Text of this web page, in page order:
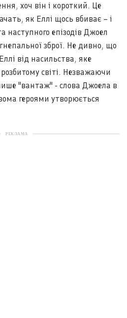
хоч він і короткий. Це
як Еллі щось вбиває – і
наступного епізодів Джоел
зброї. Не дивно, що
від насильства, яке
світі. Незважаючи
"вантаж" - слова Джоела в
героями утворюється
РЕКЛАМА